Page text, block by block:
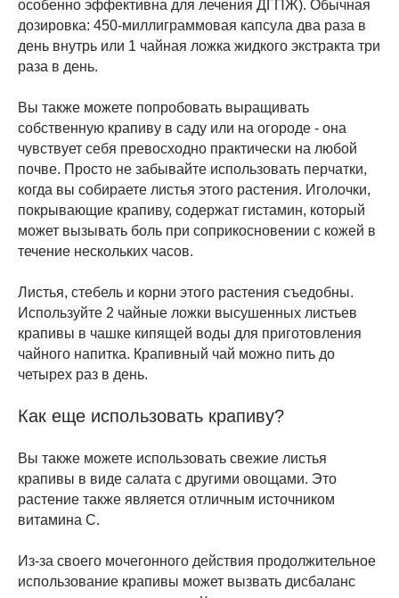
особенно эффективна для лечения ДГПЖ). Обычная
дозировка: 450-миллиграммовая капсула два раза в
день внутрь или 1 чайная ложка жидкого экстракта три
раза в день.
Вы также можете попробовать выращивать
собственную крапиву в саду или на огороде - она
чувствует себя превосходно практически на любой
почве. Просто не забывайте использовать перчатки,
когда вы собираете листья этого растения. Иголочки,
покрывающие крапиву, содержат гистамин, который
может вызывать боль при соприкосновении с кожей в
течение нескольких часов.
Листья, стебель и корни этого растения съедобны.
Используйте 2 чайные ложки высушенных листьев
крапивы в чашке кипящей воды для приготовления
чайного напитка. Крапивный чай можно пить до
четырех раз в день.
Как еще использовать крапиву?
Вы также можете использовать свежие листья
крапивы в виде салата с другими овощами. Это
растение также является отличным источником
витамина С.
Из-за своего мочегонного действия продолжительное
использование крапивы может вызвать дисбаланс